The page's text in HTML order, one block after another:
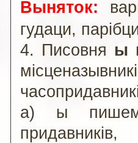
Выняток:
гудаци,
4. Писовня ы
а) ы